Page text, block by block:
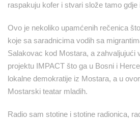
raspakuju kofer i stvari slože tamo gdje
Ovo je nekoliko upamćenih rečenica
koje sa saradnicima vodih sa
Salakovac kod Mostara, a zahvaljujući
projektu IMPACT što ga u Bosni i
lokalne demokratije iz Mostara, a u
Mostarski teatar mladih.
Radio sam stotine i stotine radionica,